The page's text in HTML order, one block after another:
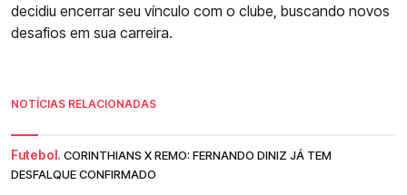
decidiu encerrar seu vínculo com o clube, buscando novos
desafios em sua carreira.
NOTÍCIAS RELACIONADAS
Futebol. CORINTHIANS X REMO: FERNANDO DINIZ JÁ TEM
DESFALQUE CONFIRMADO